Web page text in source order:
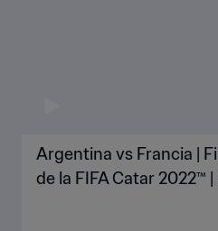
Argentina vs Francia |
de la FIFA Catar 2022™